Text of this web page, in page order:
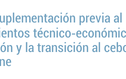
previa
y la transición al